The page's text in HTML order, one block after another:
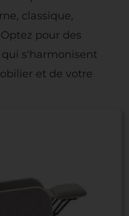
classique,
pour des
s'harmonisent
et de votre